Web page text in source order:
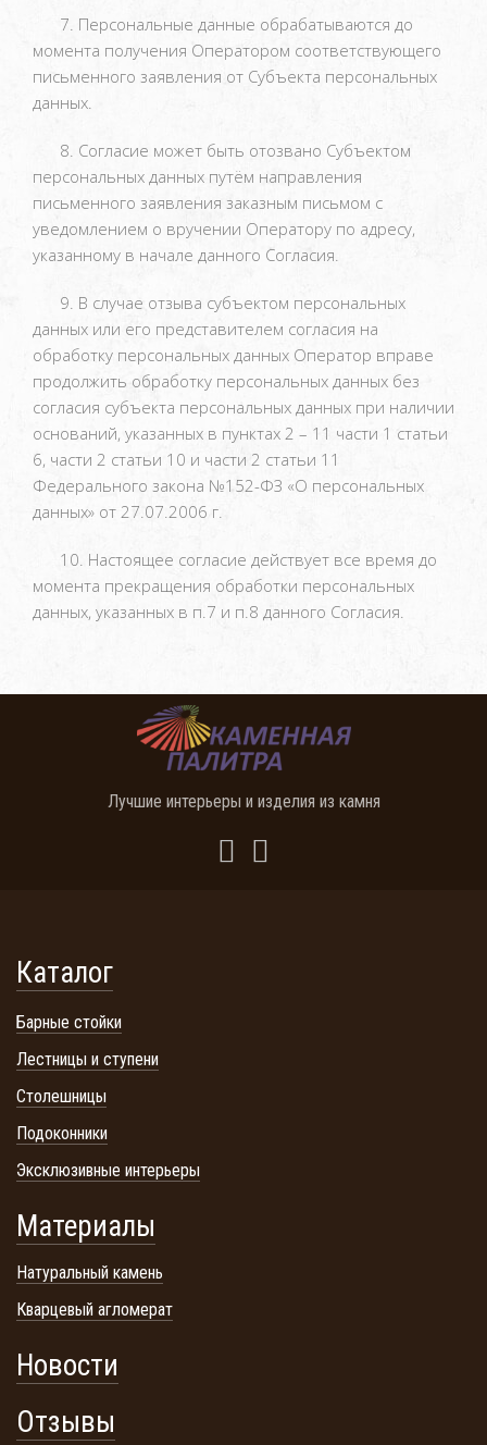
7. Персональные данные обрабатываются до
момента получения Оператором соответствующего
письменного заявления от Субъекта персональных
данных.
8. Согласие может быть отозвано Субъектом
персональных данных путём направления
письменного заявления заказным письмом с
уведомлением о вручении Оператору по адресу,
указанному в начале данного Согласия.
9. В случае отзыва субъектом персональных
данных или его представителем согласия на
обработку персональных данных Оператор вправе
продолжить обработку персональных данных без
согласия субъекта персональных данных при наличии
оснований, указанных в пунктах 2 – 11 части 1 статьи
6, части 2 статьи 10 и части 2 статьи 11
Федерального закона №152-ФЗ «О персональных
данных» от 27.07.2006 г.
10. Настоящее согласие действует все время до
момента прекращения обработки персональных
данных, указанных в п.7 и п.8 данного Согласия.
Лучшие интерьеры и изделия из камня
Каталог
Барные стойки
Лестницы и ступени
Столешницы
Подоконники
Эксклюзивные интерьеры
Материалы
Натуральный камень
Кварцевый агломерат
Новости
Отзывы